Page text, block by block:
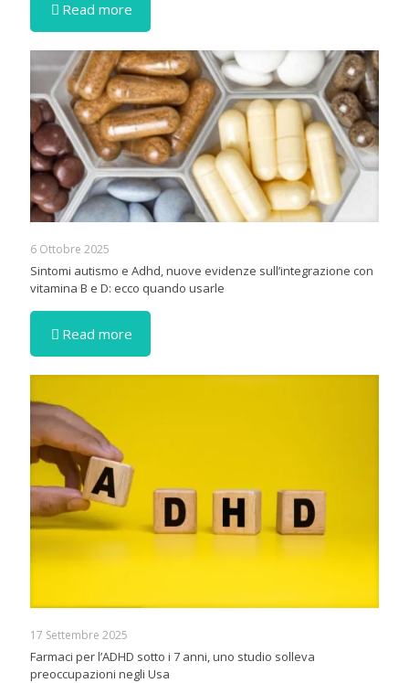
Read more
6 Ottobre 2025
Sintomi autismo e Adhd, nuove evidenze sull’integrazione con
vitamina B e D: ecco quando usarle
Read more
17 Settembre 2025
Farmaci per l’ADHD sotto i 7 anni, uno studio solleva
preoccupazioni negli Usa